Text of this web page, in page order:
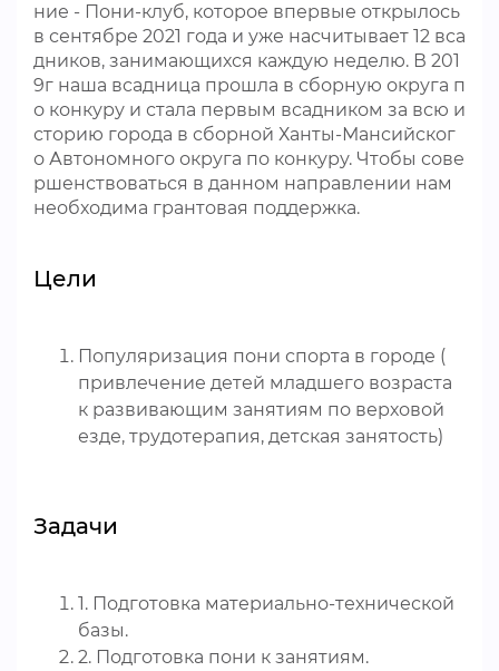
ние - Пони-клуб, которое впервые открылось
в сентябре 2021 года и уже насчитывает 12 вса
дников, занимающихся каждую неделю. В 201
9г наша всадница прошла в сборную округа п
о конкуру и стала первым всадником за всю и
сторию города в сборной Ханты-Мансийског
о Автономного округа по конкуру. Чтобы сове
ршенствоваться в данном направлении нам
необходима грантовая поддержка.
Цели
Популяризация пони спорта в городе (
привлечение детей младшего возраста
к развивающим занятиям по верховой
езде, трудотерапия, детская занятость)
Задачи
1. Подготовка материально-технической
базы.
2. Подготовка пони к занятиям.